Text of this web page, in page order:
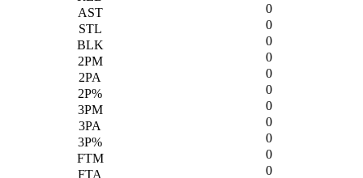
0
0
0
0
0
0
0
0
0
0
0